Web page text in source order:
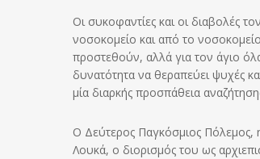
Οι συκοφαντίες και οι διαβολές
νοσοκομείο και από το
προστεθούν, αλλά για τον άγιο
δυνατότητα να θεραπεύει ψυχές
μία διαρκής προσπάθεια
Ο Δεύτερος Παγκόσμιος Πόλεμος,
Λουκά, ο διορισμός του ως